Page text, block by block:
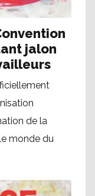
jalon
de la
monde du